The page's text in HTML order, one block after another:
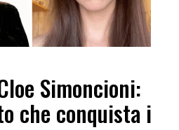
Simoncioni:
che conquista i